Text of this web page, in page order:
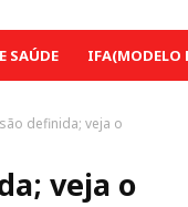
SAÚDE IFA(MODELO
definida; veja o
veja o